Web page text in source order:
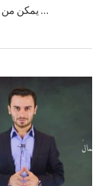
يمكن من خلالها الشاعر توصيل مشاعر الحب التي يشعر …